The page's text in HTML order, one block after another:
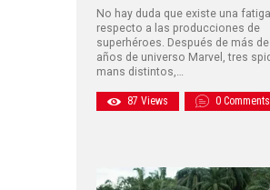
No hay duda que existe una fatiga
respecto a las producciones de
superhéroes. Después de más
años de universo Marvel, tres
mans distintos,…
87 Views 0 Comments